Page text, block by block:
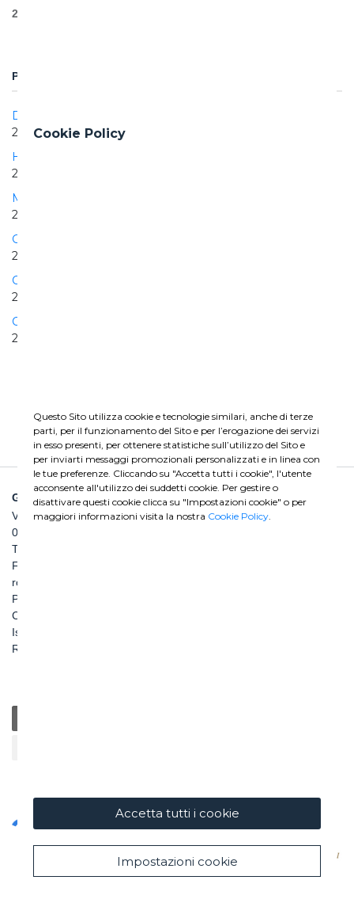
28MW
PROGETTI CORRELATI
DEWA Phase III PV Solar Power Project
2017 | 2020
Hydraulic Project Los Negros I
2004 | 2006
Manduria PV plant
2010 | 2010
Grotte di Castro Pian della Sella PV plant
2010 | 2010
Construction of the civil works La Joya Dam
2003 | 2006
Cisterna PV plant
2009 | 2010
GHELLA SPA
Via Pietro Borsieri, 2/A
00195 Roma
TEL: +39 06 456031
FAX: +39 06 45603040
roma@ghella.com
P.IVA 00898971007
Capitale Sociale: € 100.000.000 i. v.
Iscr. Registro Imprese di Roma e C. F. n. 00462220583
R.E.A. n. 330024
Cookie Policy
Questo Sito utilizza cookie e tecnologie similari, anche di terze
parti, per il funzionamento del Sito e per l’erogazione dei servizi
in esso presenti, per ottenere statistiche sull’utilizzo del Sito e
per inviarti messaggi promozionali personalizzati e in linea con
le tue preferenze. Cliccando su "Accetta tutti i cookie", l'utente
acconsente all'utilizzo dei suddetti cookie. Per gestire o
disattivare questi cookie clicca su "Impostazioni cookie" o per
maggiori informazioni visita la nostra Cookie Policy.
Impostazioni cookie
Accetta tutti i cookie